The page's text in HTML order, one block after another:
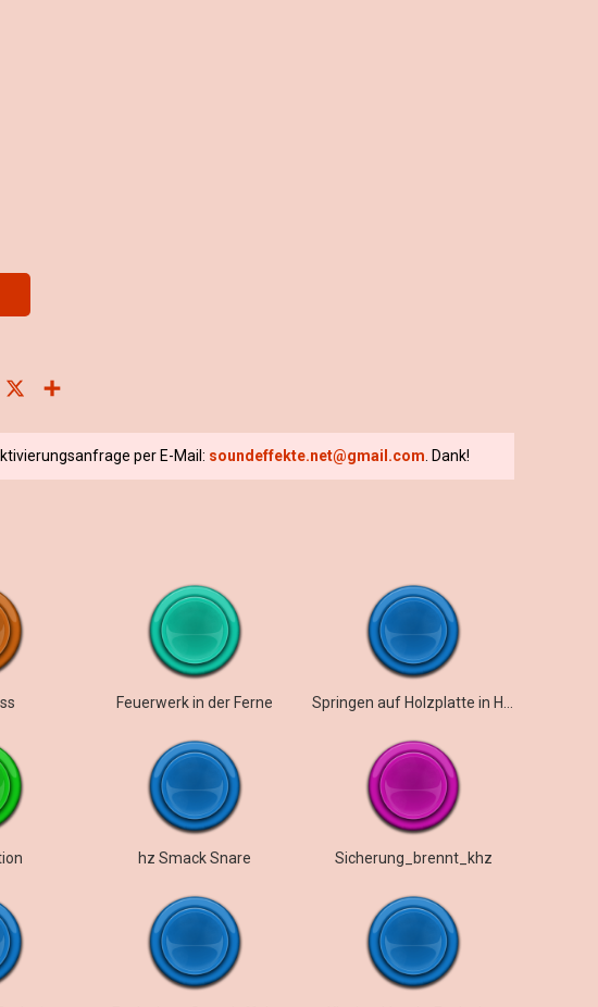
Skype
per E-Mail: soundeffekte.net@gmail.com . Dank!
Feuerwerk in der Ferne
hz Smack Snare Sicherung_brennt_khz